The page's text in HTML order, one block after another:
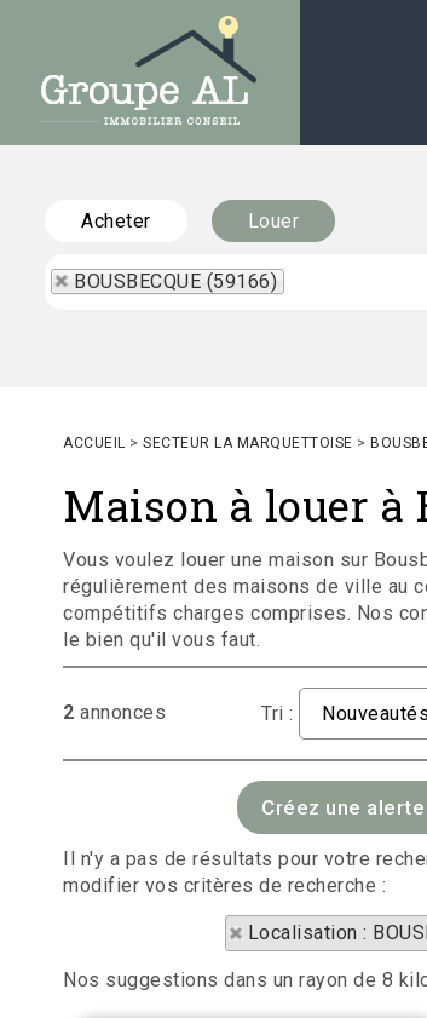
Acheter Louer
BOUSBECQUE (59166)
ACCUEIL > SECTEUR LA MARQUETTOISE >
Maison à louer à
Vous voulez louer une maison sur
régulièrement des maisons de ville au
compétitifs charges comprises. Nos
le bien qu'il vous faut.
2 annonces Tri :
Il n'y a pas de résultats pour votre
modifier vos critères de recherche :
Localisation :
Nos suggestions dans un rayon de 8